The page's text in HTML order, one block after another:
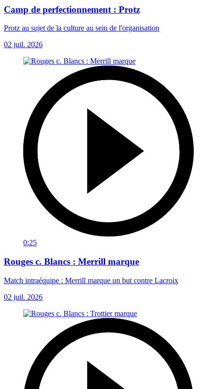
Camp de perfectionnement : Protz
Protz au sujet de la culture au sein de l'organisation
02 juil. 2026
0:25
Rouges c. Blancs : Merrill marque
Match intraéquipe : Merrill marque un but contre Lacroix
02 juil. 2026